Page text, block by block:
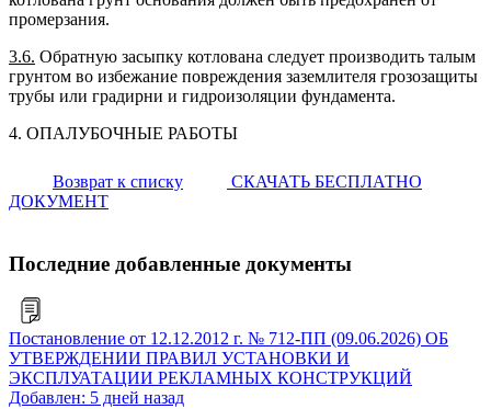
промерзания.
3.6. Обратную засыпку котлована следует производить талым
грунтом во избежание повреждения заземлителя грозозащиты
трубы или градирни и гидроизоляции фундамента.
4. ОПАЛУБОЧНЫЕ РАБОТЫ
Возврат к списку
СКАЧАТЬ БЕСПЛАТНО
ДОКУМЕНТ
Последние добавленные документы
Постановление от 12.12.2012 г. № 712-ПП (09.06.2026) ОБ
УТВЕРЖДЕНИИ ПРАВИЛ УСТАНОВКИ И
ЭКСПЛУАТАЦИИ РЕКЛАМНЫХ КОНСТРУКЦИЙ
Добавлен: 5 дней назад